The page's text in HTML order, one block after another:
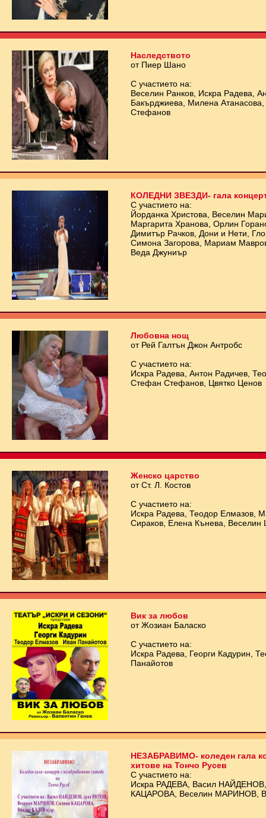
Наследството
от Пиер Шано
С участието на:
Веселин Ранков, Искра Радева,
Бакърджиева, Милена
Стефанов
КОЛЕДНИ ЗВЕЗДИ- гала
С участието на:
Йорданка Христова, Веселин
Маргарита Хранова, Орлин
Димитър Рачков, Дони и Нети,
Симона Загорова, Мариам
Веда Джуниър
Любовна нощ
от Рей Галтън Джон Антробс
С участието на:
Искра Радева, Антон Радичев,
Стефан Стефанов, Цвятко Ценов
Женско царство
от Ст. Л. Костов
С участието на:
Искра Радева, Теодор Елмазов,
Сираков, Елена Кънева, Веселин
Вик за любов
от Жозиан Баласко
С участието на:
Искра Радева, Георги Кадурин,
Панайотов
НЕЗАБРАВИМО- коледен гала
хитове на Тончо Русев
С участието на:
Искра РАДЕВА, Васил
КАЦАРОВА, Веселин МАРИНОВ,